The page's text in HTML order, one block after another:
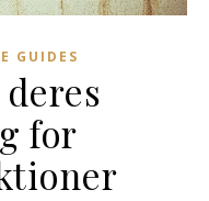
GUIDES
for